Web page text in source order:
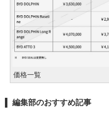
価格一覧
編集部のおすすめ記事